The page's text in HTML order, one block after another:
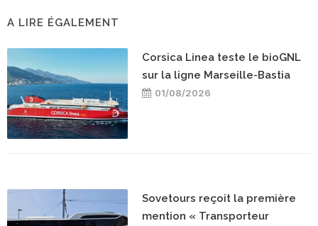
A LIRE ÉGALEMENT
Corsica Linea teste le bioGNL
sur la ligne Marseille-Bastia
01/08/2026
Sovetours reçoit la première
mention « Transporteur